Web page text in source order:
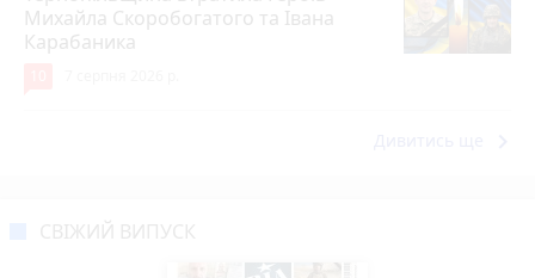
Михайла Скоробогатого та Івана
Карабаника